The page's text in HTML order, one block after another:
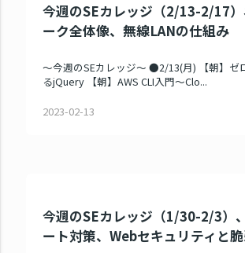
今週のSEカレッジ（2/13-2/17
ーク全体像、無線LANの仕組み
～今週のSEカレッジ～ ●2/13(月) 【朝】ゼ
るjQuery 【朝】AWS CLI入門～Clo...
2023-02-13
今週のSEカレッジ（1/30-2/3）
ート対策、Webセキュリティと